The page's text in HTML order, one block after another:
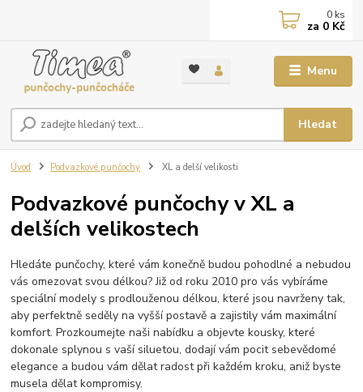
Menu
Hledat
0 ks
za 0 Kč
Úvod Podvazkové punčochy XL a delší velikosti
Podvazkové punčochy v XL a
delších velikostech
Hledáte punčochy, které vám konečně budou pohodlné a nebudou
vás omezovat svou délkou? Již od roku 2010 pro vás vybíráme
speciální modely s prodlouženou délkou, které jsou navrženy tak,
aby perfektně seděly na vyšší postavě a zajistily vám maximální
komfort. Prozkoumejte naši nabídku a objevte kousky, které
dokonale splynou s vaší siluetou, dodají vám pocit sebevědomé
elegance a budou vám dělat radost při každém kroku, aniž byste
musela dělat kompromisy.